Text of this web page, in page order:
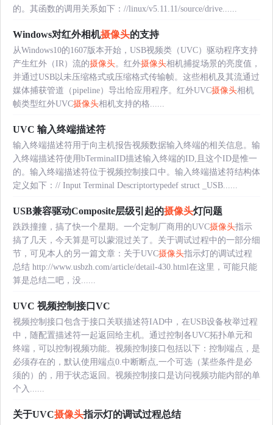
的。其函数的调用关系如下：//linux/v5.11.11/source/drive......
Windows对红外相机摄像头的支持
从Windows10的1607版本开始，USB视频类（UVC）驱动程序支持
产生红外（IR）流的摄像头。红外摄像头相机捕捉场景的亮度值，
并通过USB以未压缩格式或压缩格式传输帧。这些相机及其流通过
媒体捕获管道（pipeline）导出给应用程序。红外UVC摄像头相机
帧类型红外UVC摄像头相机支持的格......
UVC 输入终端描述符
输入终端描述符用于向主机报告视频数据输入终端的相关信息。输
入终端描述符使用bTerminalID描述输入终端的ID,且这个ID是惟一
的。输入终端描述符位于视频控制接口中。输入终端描述符结构体
定义如下：// Input Terminal Descriptortypedef struct _USB......
USB兼容驱动Composite层级引起的摄像头灯问题
跌跌撞撞，搞了快一个星期。一个定制厂商用的UVC摄像头指示
搞了几天，今天算是可以蒙混过关了。关于调试过程中的一部分细
节，可见本人的另一篇文章：关于UVC摄像头指示灯的调试过程
总结 http://www.usbzh.com/article/detail-430.html在这里，可能只能
算是总结二吧，没......
UVC 视频控制接口VC
视频控制接口包含于接口关联描述符IAD中，在USB设备枚举过程
中，随配置描述符一起返回给主机。通过控制各UVC拓扑单元和
终端，可以控制视频功能。视频控制接口包括以下：控制端点，是
必须存在的，默认使用端点0.中断断点,一个可选（某些条件是必
须的）的，用于状态返回。视频控制接口是访问视频功能内部的单
个入......
关于UVC摄像头指示灯的调试过程总结